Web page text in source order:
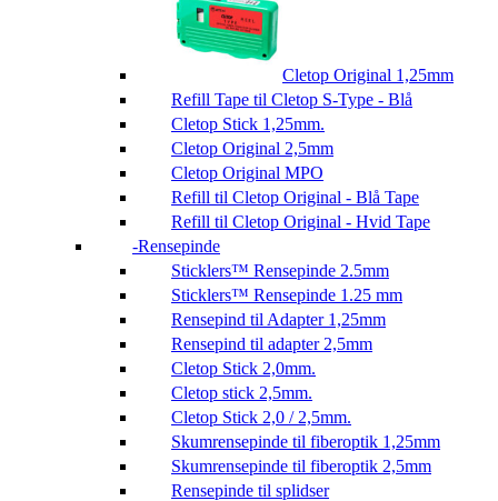
Cletop Original 1,25mm
Refill Tape til Cletop S-Type - Blå
Cletop Stick 1,25mm.
Cletop Original 2,5mm
Cletop Original MPO
Refill til Cletop Original - Blå Tape
Refill til Cletop Original - Hvid Tape
Rensepinde
Sticklers™ Rensepinde 2.5mm
Sticklers™ Rensepinde 1.25 mm
Rensepind til Adapter 1,25mm
Rensepind til adapter 2,5mm
Cletop Stick 2,0mm.
Cletop stick 2,5mm.
Cletop Stick 2,0 / 2,5mm.
Skumrensepinde til fiberoptik 1,25mm
Skumrensepinde til fiberoptik 2,5mm
Rensepinde til splidser